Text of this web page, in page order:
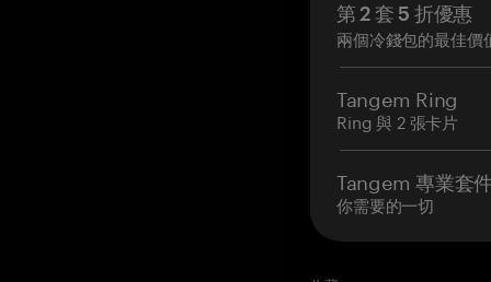
第 2 套 5 折優惠
兩個冷錢包的最佳價
Tangem Ring
Ring 與 2 張卡片
Tangem 專業套
你需要的一切